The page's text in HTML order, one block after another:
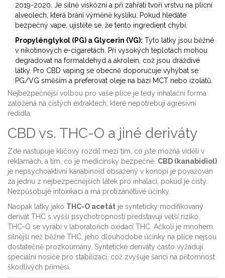
2019-2020. Je silně viskózní a při zahřátí tvoří vrstvu na plicní
alveolech, která brání výměně kyslíku. Pokud hledáte
bezpečný vape, ujistěte se, že tento ingredient chybí.
Propylénglykol (PG) a Glycerin (VG): Tyto látky jsou běžné
v nikotinových e-cigaretách. Při vysokých teplotách mohou
degradovat na formaldehyd a akrolein, což jsou dráždivé
látky. Pro CBD vaping se obecně doporučuje vyhýbat se
PG/VG směším a preferovat oleje na bázi MCT nebo izolátů.
Nejbezpečnější volbou pro vaše plíce je tedy inhalační forma
založená na čistých extraktech, které nepotřebují agresivní
ředidla.
CBD vs. THC-O a jiné deriváty
Zde nastupuje klíčový rozdíl mezi tím, co jste možná viděli v
reklamách, a tím, co je medicínsky bezpečné. CBD (kanabidiol)
je nepsychoaktivní kanabinoid obsažený v konopí je považován
za jednu z nejbezpečnějších látek pro inhalaci, pokud je čistý.
Nezpůsobuje intoxikaci a má protizánětlivé účinky.
Naopak látky jako THC-O acetát je synteticky modifikovaný
derivát THC s vyšší psychotropností představují větší riziko.
THC-O se vyrábí v laboratořích oxidací THC. Ačkoli je mnohem
silnější než běžné THC, jeho dlouhodobé účinky na plíce nejsou
dostatečně prozkoumány. Syntetické deriváty často vyžadují
speciální nosiče pro stabilizaci, což zvyšuje šanci na přítomnost
škodlivých příměsí.